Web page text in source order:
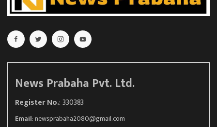
News Prabaha Pvt. Ltd.
Register No.: 330383
Email:newsprabaha2080@gmail.com